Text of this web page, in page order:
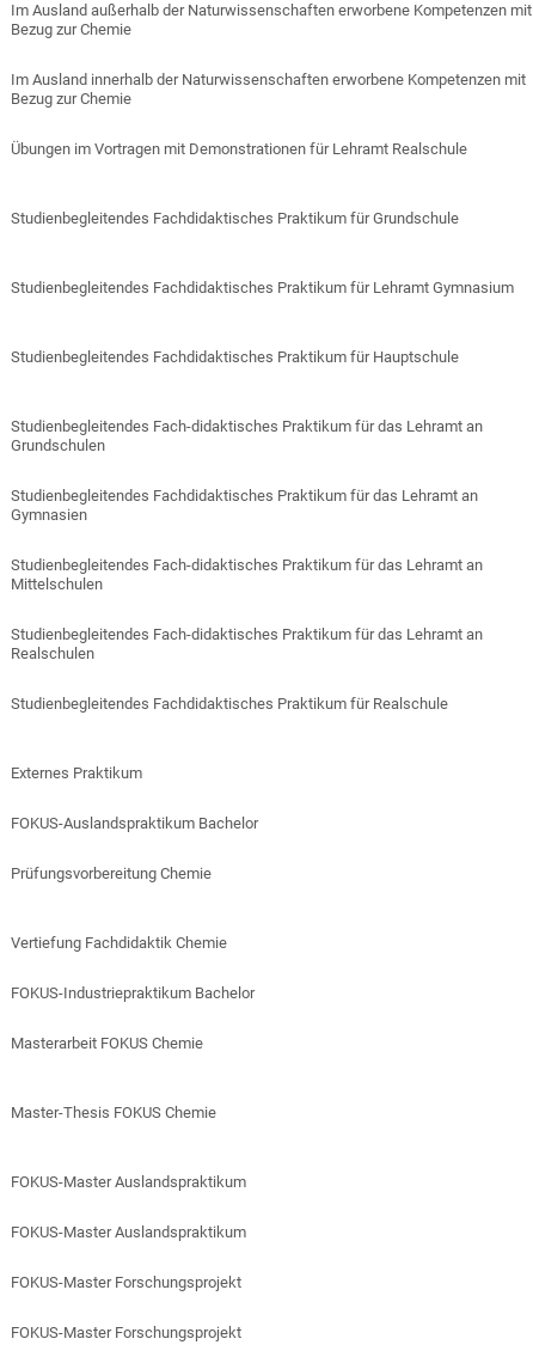
Im Ausland außerhalb der Naturwissenschaften erworbene Kompetenzen mit
Bezug zur Chemie
Im Ausland innerhalb der Naturwissenschaften erworbene Kompetenzen mit
Bezug zur Chemie
Übungen im Vortragen mit Demonstrationen für Lehramt Realschule
Studienbegleitendes Fachdidaktisches Praktikum für Grundschule
Studienbegleitendes Fachdidaktisches Praktikum für Lehramt Gymnasium
Studienbegleitendes Fachdidaktisches Praktikum für Hauptschule
Studienbegleitendes Fach-didaktisches Praktikum für das Lehramt an
Grundschulen
Studienbegleitendes Fachdidaktisches Praktikum für das Lehramt an
Gymnasien
Studienbegleitendes Fach-didaktisches Praktikum für das Lehramt an
Mittelschulen
Studienbegleitendes Fach-didaktisches Praktikum für das Lehramt an
Realschulen
Studienbegleitendes Fachdidaktisches Praktikum für Realschule
Externes Praktikum
FOKUS-Auslandspraktikum Bachelor
Prüfungsvorbereitung Chemie
Vertiefung Fachdidaktik Chemie
FOKUS-Industriepraktikum Bachelor
Masterarbeit FOKUS Chemie
Master-Thesis FOKUS Chemie
FOKUS-Master Auslandspraktikum
FOKUS-Master Auslandspraktikum
FOKUS-Master Forschungsprojekt
FOKUS-Master Forschungsprojekt